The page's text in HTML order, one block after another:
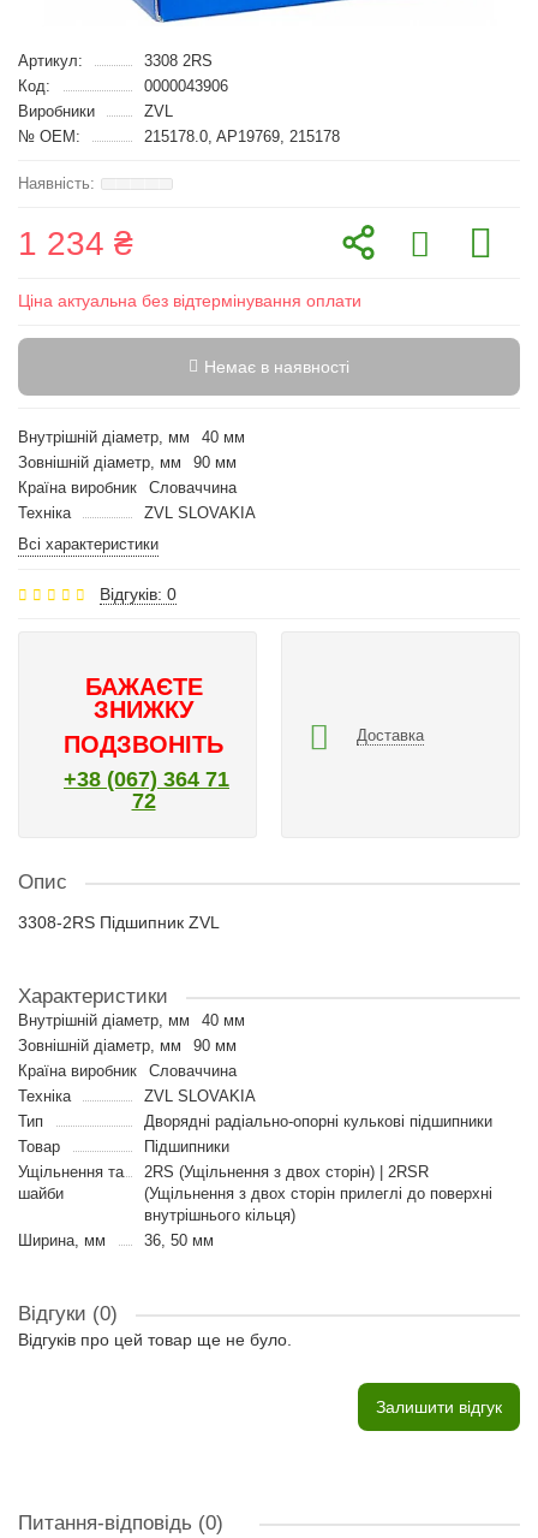
Артикул:
3308 2RS
Код:
0000043906
Виробники
ZVL
№ OEM:
215178.0, AP19769, 215178
1 234 ₴
Ціна актуальна без відтермінування оплати
Немає в наявності
Внутрішній діаметр, мм
40 мм
Зовнішній діаметр, мм
90 мм
Країна виробник
Словаччина
Техніка
ZVL SLOVAKIA
Всі характеристики
Відгуків: 0
БАЖАЄТЕ
ЗНИЖКУ
ПОДЗВОНІТЬ
+38 (067) 364 71
72
Доставка
Опис
3308-2RS Підшипник ZVL
Характеристики
Внутрішній діаметр, мм
40 мм
Зовнішній діаметр, мм
90 мм
Країна виробник
Словаччина
Техніка
ZVL SLOVAKIA
Тип
Дворядні радіально-опорні кулькові підшипники
Товар
Підшипники
Ущільнення та
шайби
2RS (Ущільнення з двох сторін) | 2RSR
(Ущільнення з двох сторін прилеглі до поверхні
внутрішнього кільця)
Ширина, мм
36, 50 мм
Відгуки (0)
Відгуків про цей товар ще не було.
Залишити відгук
Питання-відповідь (0)